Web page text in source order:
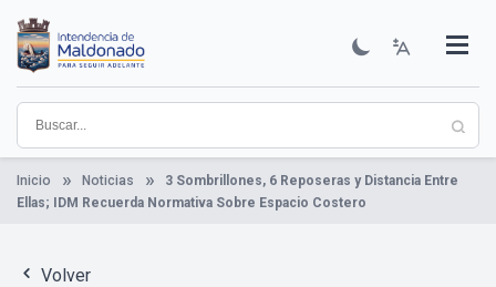
contenido
principal
Institucional
Municipios
Descubre Maldonado
Comunicación
Servicios
Guía De Trámites
Ver Noticias
Inicio Noticias
3 Sombrillones, 6 Reposeras y Distancia Entre
Ellas; IDM Recuerda Normativa Sobre Espacio Costero
Volver